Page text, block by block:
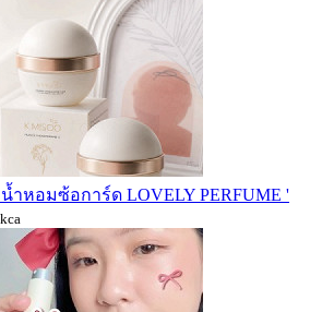
ำหอมซ้อการ์ด LOVELY PERFUME '